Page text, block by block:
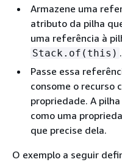
Armazene uma
atributo da pilha
uma referência à
Stack.of(this)
Passe essa
consome o recurso
propriedade. A
como uma
que precise dela.
O exemplo a seguir